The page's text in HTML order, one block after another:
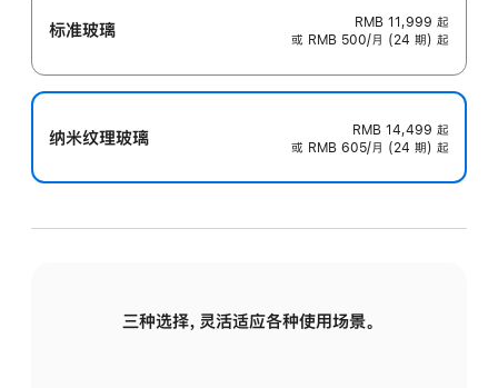
标准玻璃 RMB 11,999 起
或 RMB 500/月 (24 期) 起
纳米纹理玻璃 RMB 14,499 起
或 RMB 605/月 (24 期) 起
三种选择，灵活适应各种使用场景。